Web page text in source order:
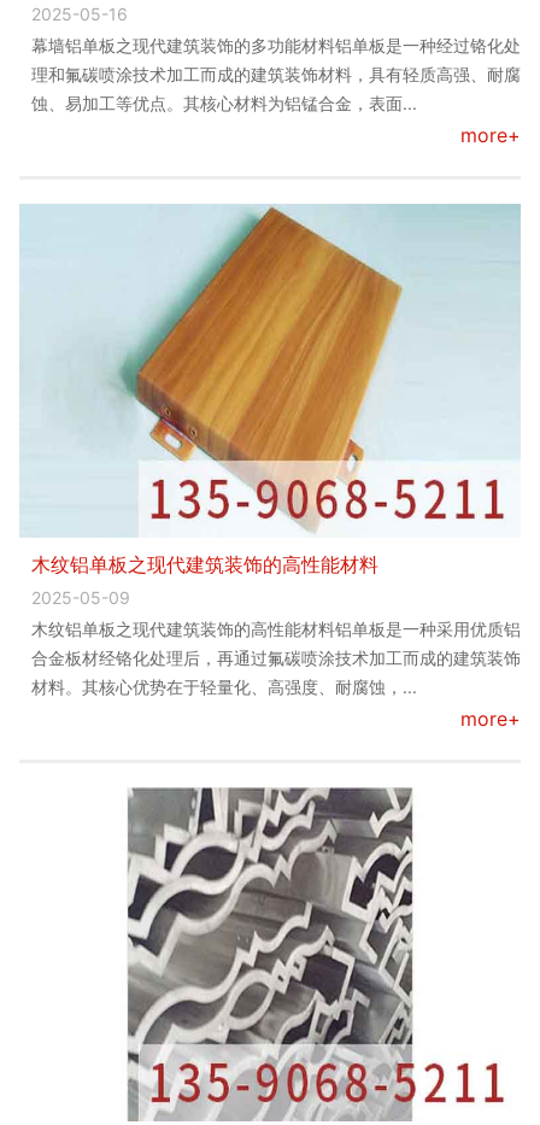
2025-05-16
幕墙铝单板之现代建筑装饰的多功能材料铝单板是一种经过铬化处
理和氟碳喷涂技术加工而成的建筑装饰材料，具有轻质高强、耐腐
蚀、易加工等优点。其核心材料为铝锰合金，表面...
more+
木纹铝单板之现代建筑装饰的高性能材料
2025-05-09
木纹铝单板之现代建筑装饰的高性能材料铝单板是一种采用优质铝
合金板材经铬化处理后，再通过氟碳喷涂技术加工而成的建筑装饰
材料。其核心优势在于轻量化、高强度、耐腐蚀，...
more+